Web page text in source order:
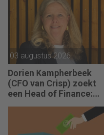
03 augustus 2026
Dorien Kampherbeek
(CFO van Crisp) zoekt
een Head of Finance:
performance driven